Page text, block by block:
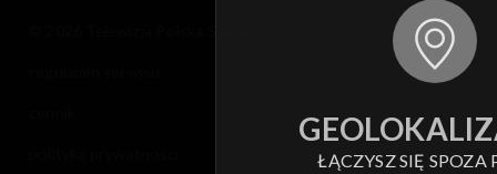
ŁĄCZYSZ SIĘ SPOZA